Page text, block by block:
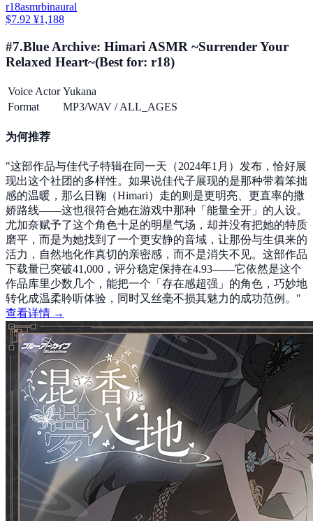
r18asmrbinaural
$7.92 ¥1,188
#7.Blue Archive: Himari ASMR ~Surrender Your
Relaxed Heart~(Best for: r18)
Voice Actor Yukana
Format
MP3/WAV /ALL_AGES
为何推荐
"这部作品与佳代子特辑在同一天（2024年1月）发布，恰好展
现出这个社团的多样性。如果说佳代子展现的是那种带着笨拙
感的温暖，那么日鞠（Himari）走的则是更明亮、更直率的撒
娇路线——这也很符合她在游戏中那种「能量全开」的人设。
尤加奈赋予了这个角色十足的明星气场，却并没有把她的特质
磨平，而是为她找到了一个更安静的音域，让那份与生俱来的
活力，自然地化作真切的亲密感，而不是消失不见。这部作品
下载量已突破41,000，评分稳定保持在4.93——它依然是这个
作品库里少数几个，能把一个「存在感超强」的角色，巧妙地
转化成温柔聆听体验，同时又丝毫不损其魅力的成功范例。 "
查看详情 →